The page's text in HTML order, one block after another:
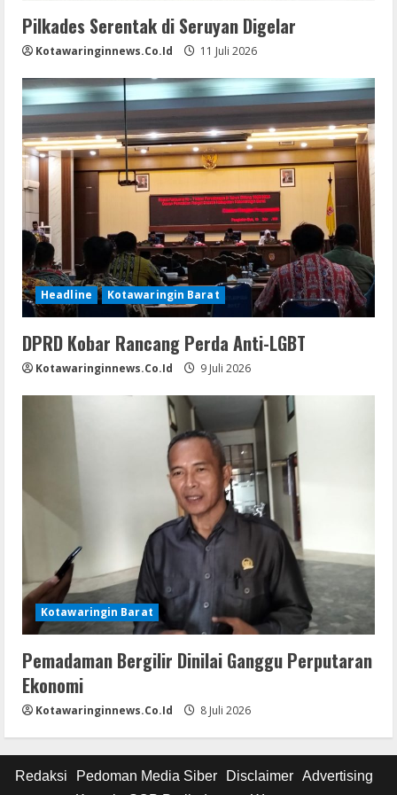
Pilkades Serentak di Seruyan Digelar
Kotawaringinnews.co.id 11 Juli 2026
Headline Kotawaringin Barat
DPRD Kobar Rancang Perda Anti-LGBT
Kotawaringinnews.co.id 9 Juli 2026
Kotawaringin Barat
Pemadaman Bergilir Dinilai Ganggu Perputaran
Ekonomi
Kotawaringinnews.co.id 8 Juli 2026
Redaksi Pedoman Media Siber Disclaimer Advertising